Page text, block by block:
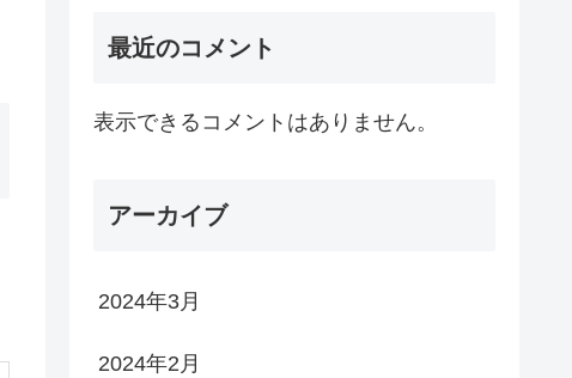
最近のコメント
表示できるコメントはありません。
アーカイブ
2024年3月
2024年2月